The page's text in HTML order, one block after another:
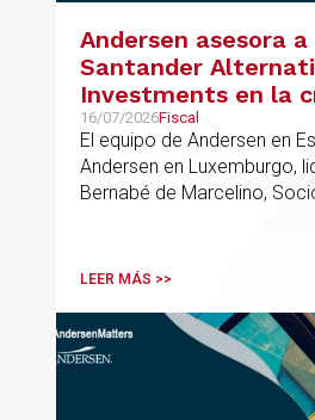
Andersen asesora a
Santander
Investments en la
de un nuevo fondo
la financiación de
europeas
16/07/2026Fiscal
El equipo de Andersen en
Andersen en Luxemburgo,
Bernabé de Marcelino,
formación del fondo, hasta
LEER MÁS >>